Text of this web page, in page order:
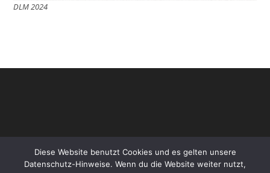
DLM 2024
Diese Website benutzt Cookies und es gelten unsere
Datenschutz-Hinweise. Wenn du die Website weiter nutzt,